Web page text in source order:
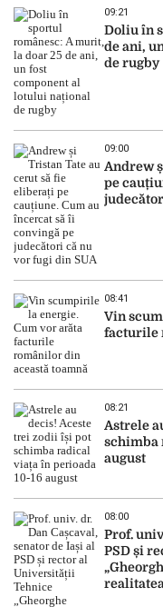
09:21
Doliu în
de ani,
de rugby
09:00
Andrew
pe
08:41
Vin
facturile
08:21
Astrele
schimba
august
08:00
Prof.
PSD și